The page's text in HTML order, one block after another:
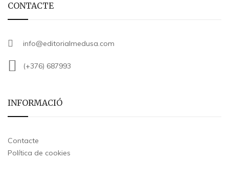
CONTACTE
info@editorialmedusa.com
(+376) 687993
INFORMACIÓ
Contacte
Política de cookies